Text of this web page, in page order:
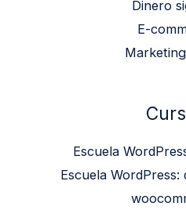
Dinero
E-
Escuela
Escuela